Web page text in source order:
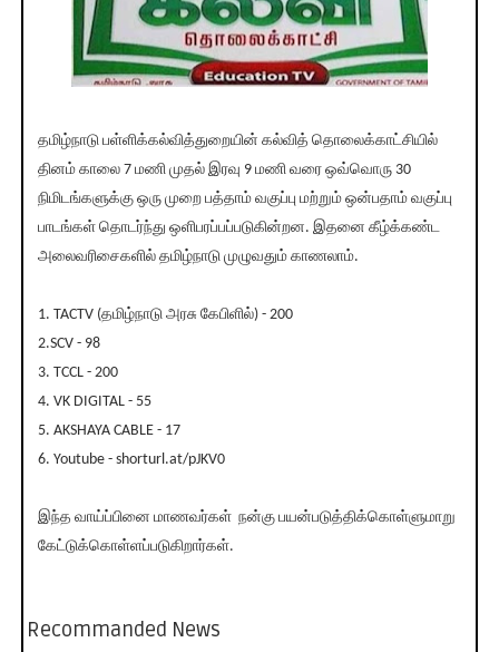
தமிழ்நாடு பள்ளிக்கல்வித்துறையின் கல்வித் தொலைக்காட்சியில்
தினம் காலை 7 மணி முதல் இரவு 9 மணி வரை ஒவ்வொரு 30
நிமிடங்களுக்கு ஒரு முறை பத்தாம் வகுப்பு மற்றும் ஒன்பதாம் வகுப்பு
பாடங்கள் தொடர்ந்து ஒளிபரப்பப்படுகின்றன. இதனை கீழ்க்கண்ட
அலைவரிசைகளில் தமிழ்நாடு முழுவதும் காணலாம்.
1. TACTV (தமிழ்நாடு அரசு கேபிளில்) - 200
2.SCV - 98
3. TCCL - 200
4. VK DIGITAL - 55
5. AKSHAYA CABLE - 17
6. Youtube - shorturl.at/pJKV0
இந்த வாய்ப்பினை மாணவர்கள் நன்கு பயன்படுத்திக்கொள்ளுமாறு
கேட்டுக்கொள்ளப்படுகிறார்கள்.
Recommanded News